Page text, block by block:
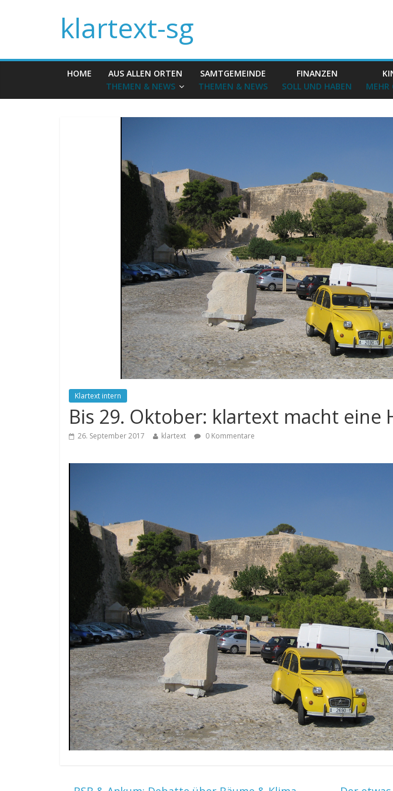
klartext-sg
HOME
AUS ALLEN ORTEN
THEMEN & NEWS
SAMTGEMEINDE
THEMEN & NEWS
FINANZEN
SOLL UND HABEN
MEHR
Klartext intern
Bis 29. Oktober: klartext macht eine
26. September 2017 klartext 0 Kommentare